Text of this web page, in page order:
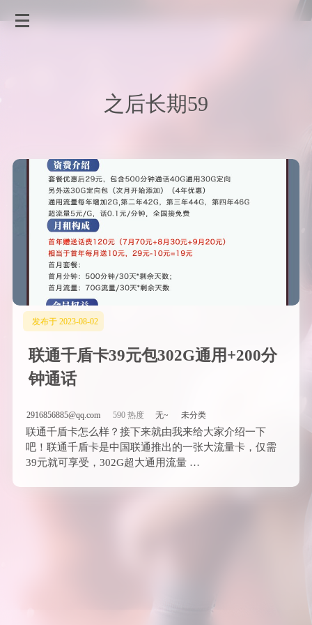
之后长期59
发布于 2023-08-02
联通千盾卡39元包302G通用+200分
钟通话
2916856885@qq.com 590 热度 无~ 未分类
联通千盾卡怎么样？接下来就由我来给大家介绍一下
吧！联通千盾卡是中国联通推出的一张大流量卡，仅需
39元就可享受，302G超大通用流量 …